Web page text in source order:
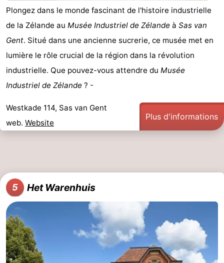
Plongez dans le monde fascinant de l'histoire industrielle
de la Zélande au Musée Industriel de Zélande à Sas van
Gent. Situé dans une ancienne sucrerie, ce musée met en
lumière le rôle crucial de la région dans la révolution
industrielle. Que pouvez-vous attendre du Musée
Industriel de Zélande ? -
Westkade 114, Sas van Gent
web. Website
Plus d'informations
5 Het Warenhuis